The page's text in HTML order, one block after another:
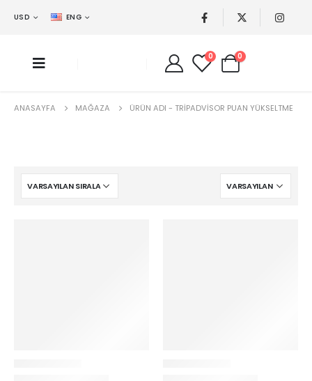
USD ENG
0 0
ANASAYFA MAĞAZA ÜRÜN ADI - TRIPADVISOR PUAN YÜKSELTME